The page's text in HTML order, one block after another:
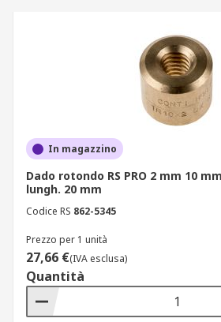
In magazzino
Dado rotondo RS PRO 2 mm 10
lungh. 20 mm
Codice RS 862-5345
Prezzo per 1 unità
27,66 €(IVA esclusa)
Quantità